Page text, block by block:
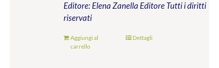
Editore: Elena Zanella EditoreTutti i diritti
riservati
Aggiungi al
carrello
Dettagli